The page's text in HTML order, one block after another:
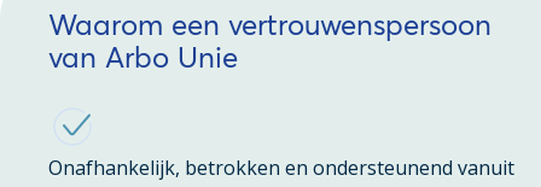
Waarom een vertrouwenspersoon
van Arbo Unie
Onafhankelijk, betrokken en ondersteunend vanuit